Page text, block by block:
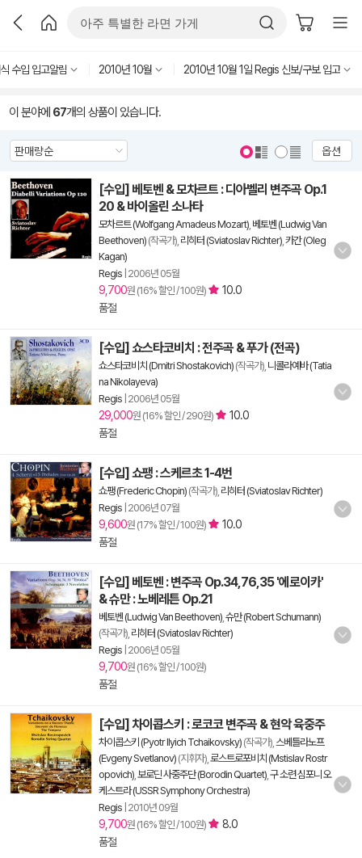
수입 입고알림 2010년 10월 2010년 10월 1일 Regis 신보/구보 입고
이 분야에 67개의 상품이 있습니다.
옵션
[수입] 베토벤 & 모차르트 : 디아벨리 변주곡 Op.1
20 & 바이올린 소나타
모차르트 (Wolfgang Amadeus Mozart) 베토벤 (Ludwig Van
Beethoven) (작곡가), 리히터 (Sviatoslav Richter) 카간 (Oleg
Kagan)
Regis 2006년 05월
9,700원 (16% 할인 / 100원)
10.0
품절
[수입] 쇼스타코비치 : 전주곡 & 푸가 (전곡)
쇼스타코비치 (Dmitri Shostakovich) (작곡가), 니콜라예바 (Tatia
na Nikolayeva)
Regis 2006년 05월
29,000원 (16% 할인 / 290원)
10.0
품절
[수입] 쇼팽 : 스케르초 1-4번
쇼팽 (Frederic Chopin) (작곡가), 리히터 (Sviatoslav Richter)
Regis 2006년 07월
9,600원 (17% 할인 / 100원)
10.0
품절
[수입] 베토벤 : 변주곡 Op.34,76,35 '에로이카'
& 슈만 : 노베레튼 Op.21
베토벤 (Ludwig Van Beethoven) 슈만 (Robert Schumann)
(작곡가), 리히터 (Sviatoslav Richter)
Regis 2006년 05월
9,700원 (16% 할인 / 100원)
품절
[수입] 차이콥스키 : 로코코 변주곡 & 현악 육중주
차이콥스키 (Pyotr Ilyich Tchaikovsky) (작곡가), 스베틀라노프
(Evgeny Svetlanov) (지휘자), 로스트로포비치 (Mstislav Rostr
opovich) 보로딘 사중주단 (Borodin Quartet) 구 소련 심포니 오
케스트라 (USSR Symphony Orchestra)
Regis 2010년 09월
9,700원 (16% 할인 / 100원)
8.0
품절